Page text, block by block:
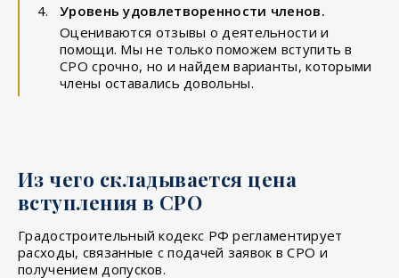
Уровень удовлетворенности членов.
Оцениваются отзывы о деятельности и
помощи. Мы не только поможем вступить в
СРО срочно, но и найдем варианты, которыми
члены оставались довольны.
Из чего складывается цена
вступления в СРО
Градостроительный кодекс РФ регламентирует
расходы, связанные с подачей заявок в СРО и
получением допусков.